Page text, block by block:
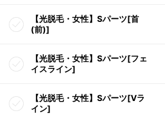
【光脱毛・女性】Sパーツ[首
(前)]
【光脱毛・女性】Sパーツ[フェ
イスライン]
【光脱毛・女性】Sパーツ[Vラ
イン]